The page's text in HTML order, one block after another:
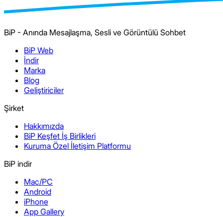
BiP - Anında Mesajlaşma, Sesli ve Görüntülü Sohbet
BiP Web
İndir
Marka
Blog
Geliştiriciler
Şirket
Hakkımızda
BiP Keşfet İş Birlikleri
Kuruma Özel İletişim Platformu
BiP indir
Mac/PC
Android
iPhone
App Gallery